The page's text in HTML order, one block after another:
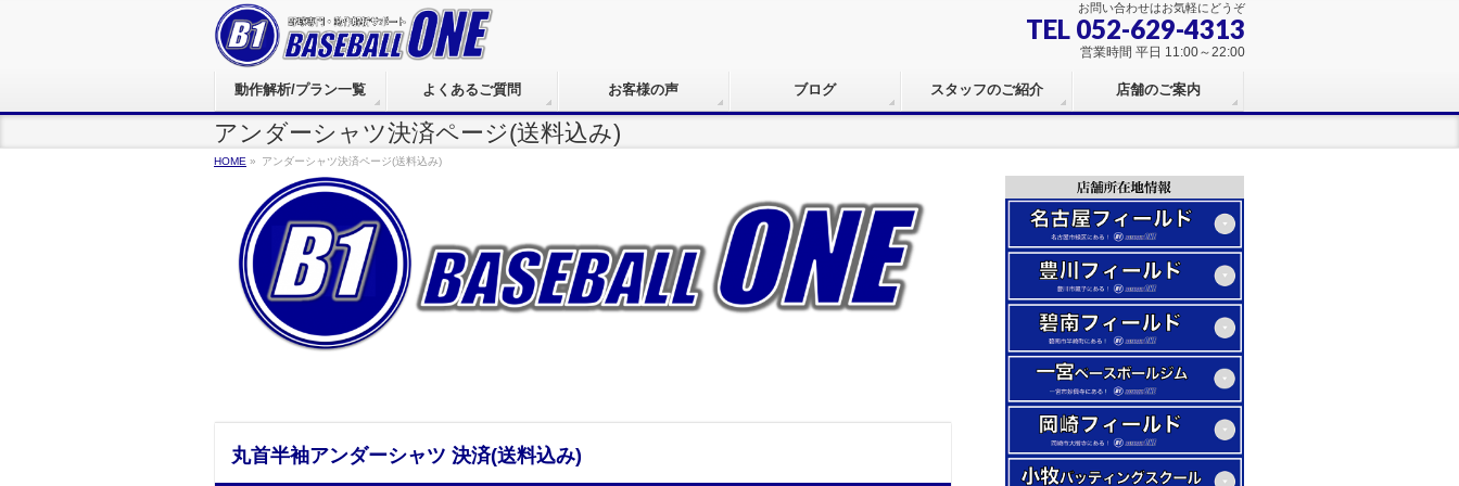
お問い合わせはお気軽にどうぞ
TEL 052-629-4313
営業時間 平日 11:00～22:00
動作解析/プラン一覧 よくあるご質問 お客様の声 ブログ スタッフのご紹介 店舗のご案内
アンダーシャツ決済ページ(送料込み)
HOME » アンダーシャツ決済ページ(送料込み)
丸首半袖アンダーシャツ 決済(送料込み)